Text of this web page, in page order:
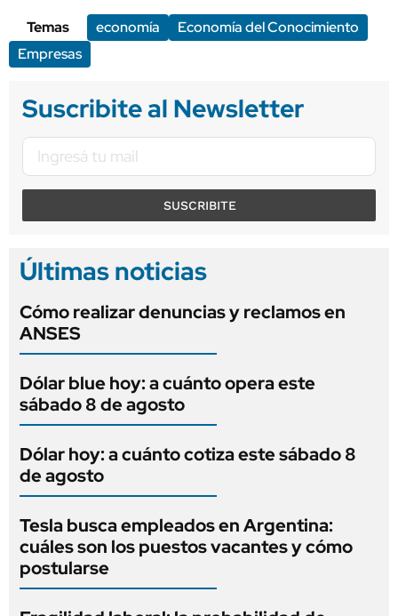
Temas
economía
Economía del Conocimiento
Empresas
Suscribite al Newsletter
SUSCRIBITE
Últimas noticias
Cómo realizar denuncias y reclamos en
ANSES
Dólar blue hoy: a cuánto opera este
sábado 8 de agosto
Dólar hoy: a cuánto cotiza este sábado 8
de agosto
Tesla busca empleados en Argentina:
cuáles son los puestos vacantes y cómo
postularse